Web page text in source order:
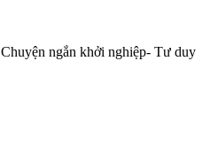
ngắn khởi nghiệp- Tư duy